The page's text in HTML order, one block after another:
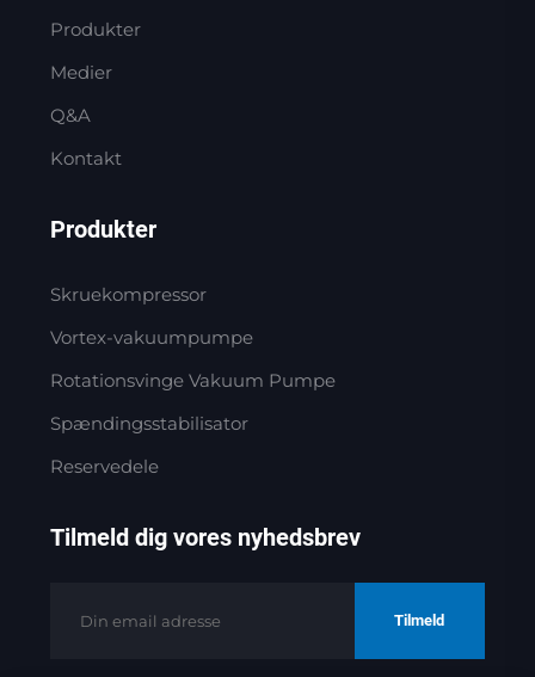
Produkter
Medier
Q&A
Kontakt
Produkter
Skruekompressor
Vortex-vakuumpumpe
Rotationsvinge Vakuum Pumpe
Spændingsstabilisator
Reservedele
Tilmeld dig vores nyhedsbrev
Tilmeld